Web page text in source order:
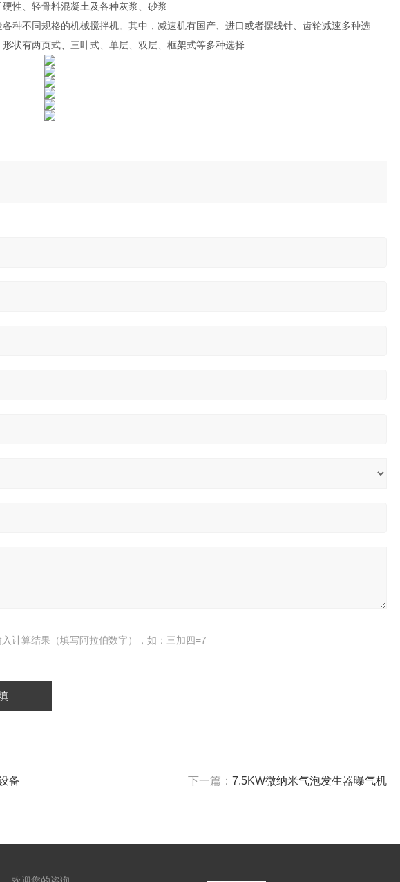
性、轻骨料混凝土及各种灰浆、砂浆
种不同规格的机械搅拌机。其中，减速机有国产、进口或者摆线针、齿轮减速多种选
状有两页式、三叶式、单层、双层、框架式等多种选择
入计算结果（填写阿拉伯数字），如：三加四=7
备 下一篇： 7.5KW微纳米气泡发生器曝气机